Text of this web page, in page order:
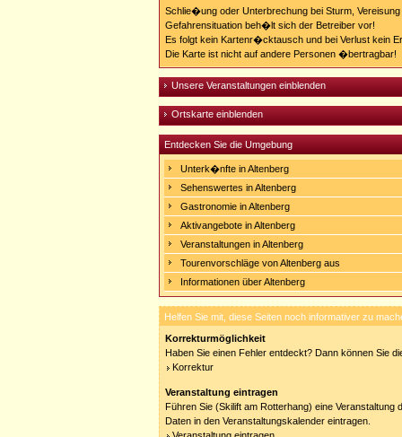
Schlie�ung oder Unterbrechung bei Sturm,
Gefahrensituation beh�lt sich der Betreiber vor!
Es folgt kein Kartenr�cktausch und bei Verlust kein
Die Karte ist nicht auf andere Personen �bertragbar!
Unsere Veranstaltungen einblenden
Ortskarte einblenden
Entdecken Sie die Umgebung
Unterk�nfte in Altenberg
Sehenswertes in Altenberg
Gastronomie in Altenberg
Aktivangebote in Altenberg
Veranstaltungen in Altenberg
Tourenvorschläge von Altenberg aus
Informationen über Altenberg
Helfen Sie mit, diese Seiten noch informativer zu
Korrekturmöglichkeit
Haben Sie einen Fehler entdeckt? Dann können Sie
Korrektur
Veranstaltung eintragen
Führen Sie (Skilift am Rotterhang) eine Veranstaltung
Daten in den Veranstaltungskalender eintragen.